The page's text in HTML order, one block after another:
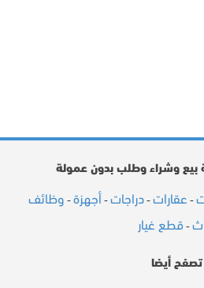
وشراء وطلب بدون عمولة
- عقارات - دراجات - أجهزة - وظائف
-قطع غيار
تصفح أيضا